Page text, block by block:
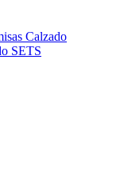
Calzado
SETS